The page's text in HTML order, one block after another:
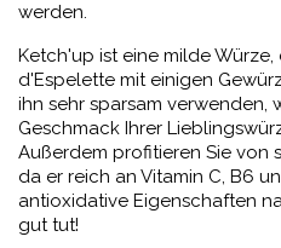
werden.
Ketch'up ist eine milde
d'Espelette mit einigen
ihn sehr sparsam verwenden,
Geschmack Ihrer
Außerdem profitieren Sie von
da er reich an Vitamin C, B6
antioxidative Eigenschaften
gut tut!